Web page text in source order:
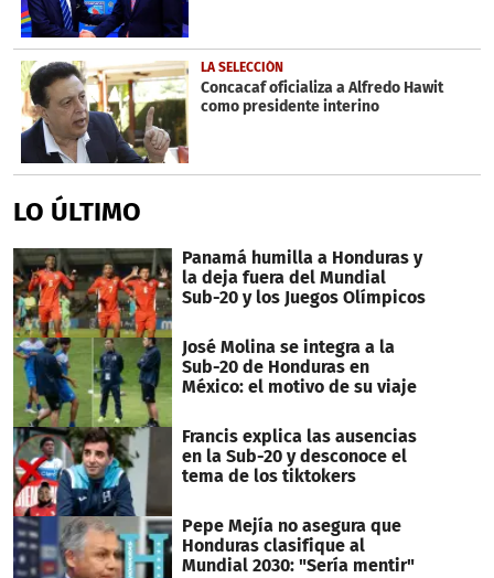
LA SELECCIÓN
Concacaf oficializa a Alfredo Hawit
como presidente interino
LO ÚLTIMO
Panamá humilla a Honduras y
la deja fuera del Mundial
Sub-20 y los Juegos Olímpicos
José Molina se integra a la
Sub-20 de Honduras en
México: el motivo de su viaje
Francis explica las ausencias
en la Sub-20 y desconoce el
tema de los tiktokers
Pepe Mejía no asegura que
Honduras clasifique al
Mundial 2030: "Sería mentir"